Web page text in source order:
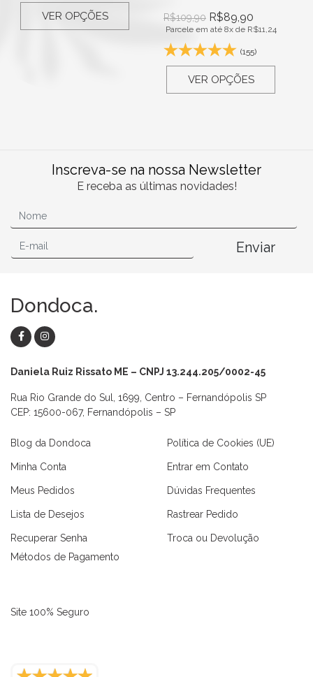
VER OPÇÕES R$109,90 R$89,90
Parcele em até 8x de R$11,24
(155)
VER OPÇÕES
Inscreva-se na nossa Newsletter
E receba as últimas novidades!
Enviar
Dondoca.
Daniela Ruiz Rissato ME – CNPJ 13.244.205/0002-45
Rua Rio Grande do Sul, 1699, Centro – Fernandópolis SP
CEP: 15600-067, Fernandópolis – SP
Blog da Dondoca
Minha Conta
Meus Pedidos
Lista de Desejos
Recuperar Senha
Política de Cookies (UE)
Entrar em Contato
Dúvidas Frequentes
Rastrear Pedido
Troca ou Devolução
Métodos de Pagamento
Site 100% Seguro